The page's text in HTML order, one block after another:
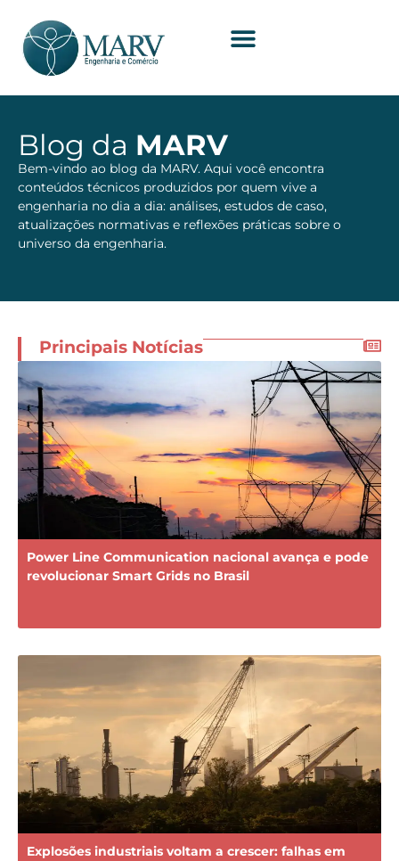
Blog da MARV
Bem-vindo ao blog da MARV. Aqui você encontra
conteúdos técnicos produzidos por quem vive a
engenharia no dia a dia: análises, estudos de caso,
atualizações normativas e reflexões práticas sobre o
universo da engenharia.
Principais Notícias
Power Line Communication nacional avança e pode
revolucionar Smart Grids no Brasil
Explosões industriais voltam a crescer: falhas em